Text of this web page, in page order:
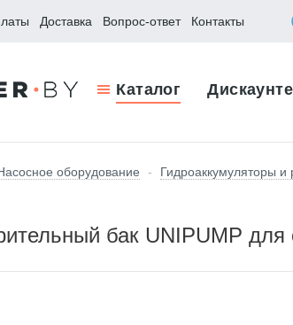
Доставка Вопрос-ответ Контакты
Каталог
оборудование - Гидроаккумуляторы
бак UNIPUMP